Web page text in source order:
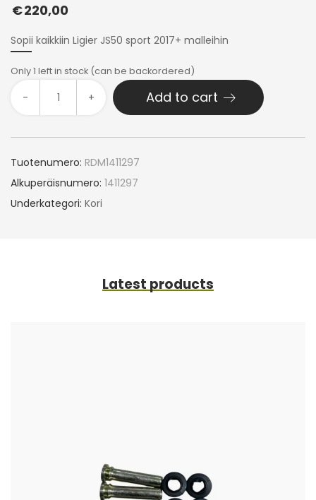
€220,00
Sopii kaikkiin Ligier JS50 sport 2017+ malleihin
Only 1 left in stock (can be backordered)
- + Add to cart
Tuotenumero: RDM1411297
Alkuperäisnumero: 1411297
Underkategori: Kori
Latest products